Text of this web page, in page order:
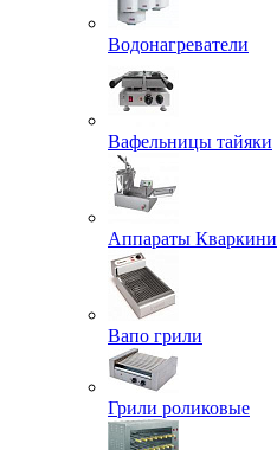
Водонагреватели
Вафельницы тайяки
Аппараты Кваркини
Вапо грили
Грили роликовые